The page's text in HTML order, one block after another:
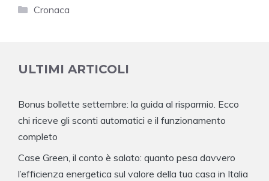
Categorie
Cronaca
ULTIMI ARTICOLI
Bonus bollette settembre: la guida al risparmio. Ecco
chi riceve gli sconti automatici e il funzionamento
completo
Case Green, il conto è salato: quanto pesa davvero
l’efficienza energetica sul valore della tua casa in Italia